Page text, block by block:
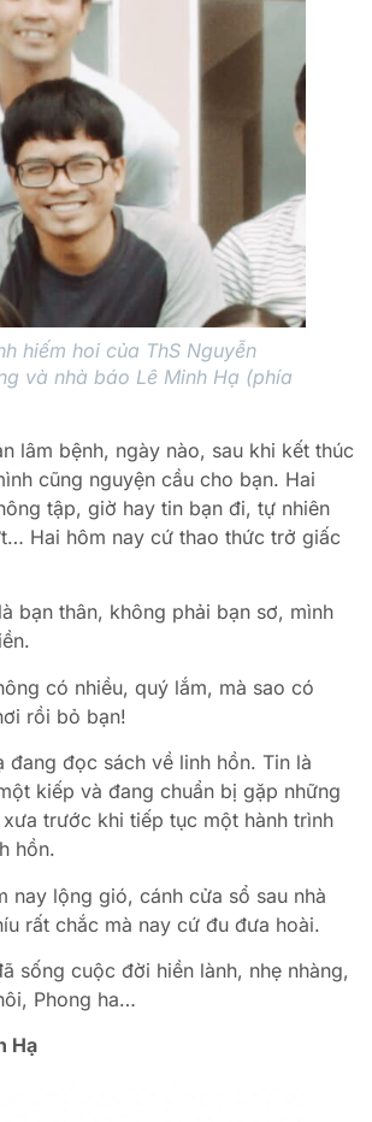
hiếm hoi của ThS Nguyễn
và nhà báo Lê Minh Hạ (phía
lâm bệnh, ngày nào, sau khi kết thúc
cũng nguyện cầu cho bạn. Hai
tập, giờ hay tin bạn đi, tự nhiên
Hai hôm nay cứ thao thức trở giấc
bạn thân, không phải bạn sơ, mình
có nhiều, quý lắm, mà sao có
rồi bỏ bạn!
đang đọc sách về linh hồn. Tin là
kiếp và đang chuẩn bị gặp những
trước khi tiếp tục một hành trình
hồn.
nay lộng gió, cánh cửa sổ sau nhà
rất chắc mà nay cứ đu đưa hoài.
sống cuộc đời hiền lành, nhẹ nhàng,
Phong ha…
Hạ